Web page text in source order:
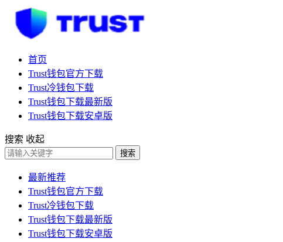
首页
Trust钱包官方下载
Trust冷钱包下载
Trust钱包下载最新版
Trust钱包下载安卓版
搜索 收起
搜索
最新推荐
Trust钱包官方下载
Trust冷钱包下载
Trust钱包下载最新版
Trust钱包下载安卓版